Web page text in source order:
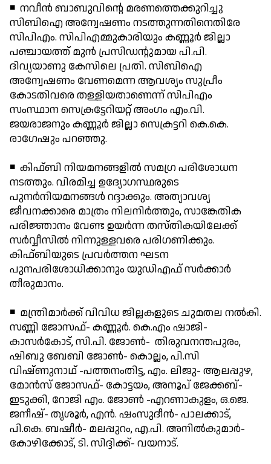
◾ നവീന്‍ ബാബുവിന്റെ മരണത്തെക്കുറിച്ചു
സിബിഐ അന്വേഷണം നടത്തുന്നതിനെതിരേ
സിപിഎം. സിപിഎമ്മുകാരിയും കണ്ണൂര്‍ ജില്ലാ
പഞ്ചായത്ത് മുന്‍ പ്രസിഡന്റുമായ പി.പി.
ദിവ്യയാണു കേസിലെ പ്രതി. സിബിഐ
അന്വേഷണം വേണമെന്ന ആവശ്യം സുപ്രീം
കോടതിവരെ തള്ളിയതാണെന്ന് സിപിഎം
സംസ്ഥാന സെക്രട്ടേറിയറ്റ് അംഗം എം.വി.
ജയരാജനും കണ്ണൂര്‍ ജില്ലാ സെക്രട്ടറി കെ.കെ.
രാഗേഷും പറഞ്ഞു.
◾ കിഫ്ബി നിയമനങ്ങളില്‍ സമഗ്ര പരിശോധന
നടത്തും. വിരമിച്ച ഉദ്യോഗസ്ഥരുടെ
പുനര്‍നിയമനങ്ങള്‍ റദ്ദാക്കും. അത്യാവശ്യ
ജീവനക്കാരെ മാത്രം നിലനിര്‍ത്തും, സാങ്കേതിക
പരിജ്ഞാനം വേണ്ട ഉയര്‍ന്ന തസ്തികയിലേക്ക്
സര്‍വ്വീസില്‍ നിന്നുള്ളവരെ പരിഗണിക്കും.
കിഫ്ബിയുടെ പ്രവര്‍ത്തന ഘടന
പുനപരിശോധിക്കാനും യുഡിഎഫ് സര്‍ക്കാര്‍
തീരുമാനം.
◾ മന്ത്രിമാര്‍ക്ക് വിവിധ ജില്ലകളുടെ ചുമതല നല്‍കി.
സണ്ണി ജോസഫ്- കണ്ണൂര്‍. കെ.എം ഷാജി-
കാസര്‍കോട്, സി.പി. ജോണ്‍- തിരുവനന്തപുരം,
ഷിബു ബേബി ജോണ്‍- കൊല്ലം, പി.സി
വിഷ്ണുനാഥ് -പത്തനംതിട്ട, എം. ലിജു- ആലപ്പുഴ,
മോന്‍സ് ജോസഫ്- കോട്ടയം, അനൂപ് ജേക്കബ്-
ഇടുക്കി, റോജി എം. ജോണ്‍ -എറണാകുളം, ഒ.ജെ.
ജനീഷ്- തൃശൂര്‍, എന്‍. ഷംസുദീന്‍- പാലക്കാട്,
പി.കെ. ബഷീര്‍- മലപ്പുറം, എ.പി. അനില്‍കുമാര്‍-
കോഴിക്കോട്, ടി. സിദ്ദിക്ക്- വയനാട്.